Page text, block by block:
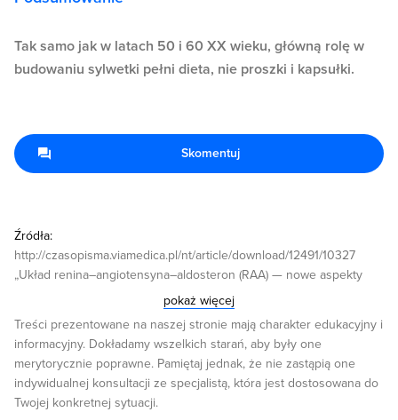
Tak samo jak w latach 50 i 60 XX wieku, główną rolę w
budowaniu sylwetki pełni dieta, nie proszki i kapsułki.
Źródła:
http://czasopisma.viamedica.pl/nt/article/download/12491/10327
„Układ renina–angiotensyna–aldosteron (RAA) — nowe aspekty
patogenetyczne i lecznicze Część I. Prorenina–renina i jej
receptory, konwertaza 2 angiotensyny-1–10, angiotensyna-1–7 i jej
receptor, trzewna tkanka tłuszczowa jako źródło syntezy ogniw
układu RAA”. 2.
http://ojs.kardiologiapolska.pl/kp/article/download/KP.2013.0072/7230
„Angiotensyna II: czynnik ryzyka zakrzepicy tętniczej” 3.
http://potreningu.pl/articles/3576/testosteron-w-gore-zma-daa-
pokaż więcej
Treści prezentowane na naszej stronie mają charakter edukacyjny i
informacyjny. Dokładamy wszelkich starań, aby były one
merytorycznie poprawne. Pamiętaj jednak, że nie zastąpią one
indywidualnej konsultacji ze specjalistą, która jest dostosowana do
Twojej konkretnej sytuacji.
Skomentuj